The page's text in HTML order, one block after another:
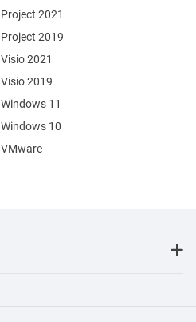
Project 2021
Project 2019
Visio 2021
Visio 2019
Windows 11
Windows 10
VMware